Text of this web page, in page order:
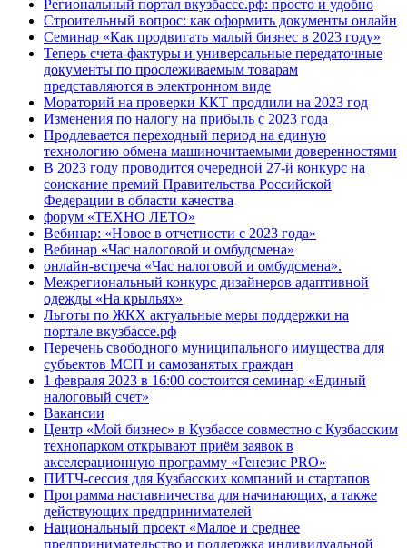
Региональный портал вкузбассе.рф: просто и удобно
Строительный вопрос: как оформить документы онлайн
Семинар «Как продвигать малый бизнес в 2023 году»
Теперь счета-фактуры и универсальные передаточные
документы по прослеживаемым товарам
представляются в электронном виде
Мораторий на проверки ККТ продлили на 2023 год
Изменения по налогу на прибыль с 2023 года
Продлевается переходный период на единую
технологию обмена машиночитаемыми доверенностями
В 2023 году проводится очередной 27-й конкурс на
соискание премий Правительства Российской
Федерации в области качества
форум «ТЕХНО ЛЕТО»
Вебинар: «Новое в отчетности с 2023 года»
Вебинар «Час налоговой и омбудсмена»
онлайн-встреча «Час налоговой и омбудсмена».
Межрегиональный конкурс дизайнеров адаптивной
одежды «На крыльях»
Льготы по ЖКХ актуальные меры поддержки на
портале вкузбассе.рф
Перечень свободного муниципального имущества для
субъектов МСП и самозанятых граждан
1 февраля 2023 в 16:00 состоится семинар «Единый
налоговый счет»
Вакансии
Центр «Мой бизнес» в Кузбассе совместно с Кузбасским
технопарком открывают приём заявок в
акселерационную программу «Генезис PRO»
ПИТЧ-сессия для Кузбасских компаний и стартапов
Программа наставничества для начинающих, а также
действующих предпринимателей
Национальный проект «Малое и среднее
предпринимательство и поддержка индивидуальной